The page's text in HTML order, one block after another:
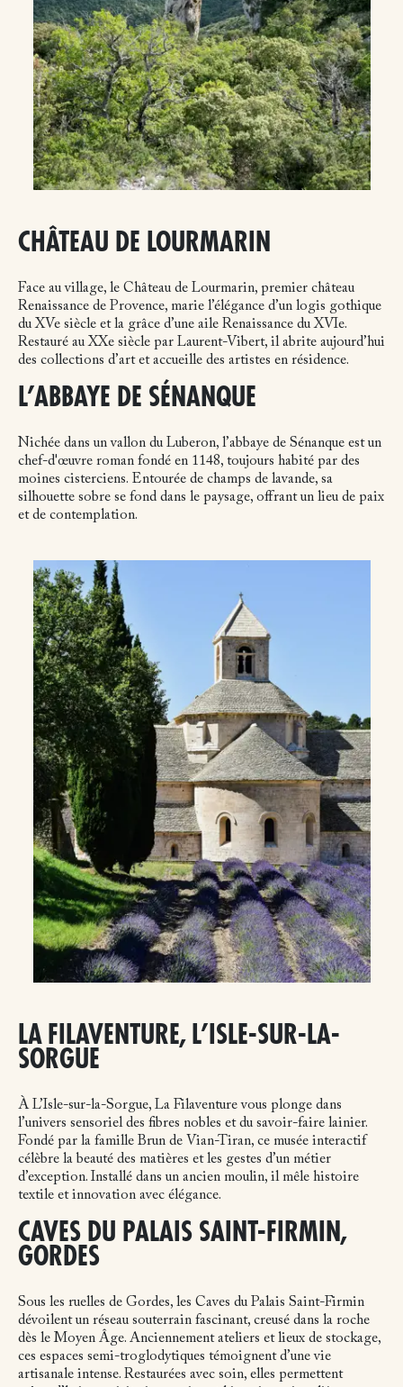
CHÂTEAU DE LOURMARIN
Face au village, le Château de Lourmarin, premier château
Renaissance de Provence, marie l’élégance d’un logis gothique
du XVe siècle et la grâce d’une aile Renaissance du XVIe.
Restauré au XXe siècle par Laurent-Vibert, il abrite aujourd’hui
des collections d’art et accueille des artistes en résidence.
L’ABBAYE DE SÉNANQUE
Nichée dans un vallon du Luberon, l’abbaye de Sénanque est un
chef-d'œuvre roman fondé en 1148, toujours habité par des
moines cisterciens. Entourée de champs de lavande, sa
silhouette sobre se fond dans le paysage, offrant un lieu de paix
et de contemplation.
LA FILAVENTURE, L’ISLE-SUR-LA-
SORGUE
À L’Isle-sur-la-Sorgue, La Filaventure vous plonge dans
l’univers sensoriel des fibres nobles et du savoir-faire lainier.
Fondé par la famille Brun de Vian-Tiran, ce musée interactif
célèbre la beauté des matières et les gestes d’un métier
d’exception. Installé dans un ancien moulin, il mêle histoire
textile et innovation avec élégance.
CAVES DU PALAIS SAINT-FIRMIN,
GORDES
Sous les ruelles de Gordes, les Caves du Palais Saint-Firmin
dévoilent un réseau souterrain fascinant, creusé dans la roche
dès le Moyen Âge. Anciennement ateliers et lieux de stockage,
ces espaces semi-troglodytiques témoignent d’une vie
artisanale intense. Restaurées avec soin, elles permettent